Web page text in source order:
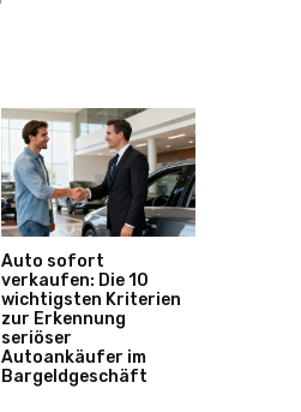
Auto sofort
verkaufen: Die 10
wichtigsten Kriterien
zur Erkennung
seriöser
Autoankäufer im
Bargeldgeschäft